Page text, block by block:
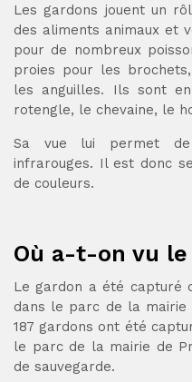
Les gardons jouent un
des aliments animaux et
pour de nombreux
proies pour les
les anguilles. Ils sont
rotengle, le chevaine, le
Sa vue lui permet
infrarouges. Il est donc
de couleurs.
Où a-t-on vu le
Le gardon a été capturé
dans le parc de la mairie
187 gardons ont été
le parc de la mairie de
de sauvegarde.